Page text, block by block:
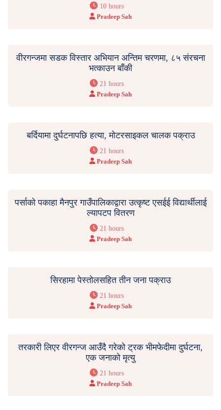
10 hours
Pradeep Sah
वीरगन्जमा सडक विस्तार अभियान अन्तिम चरणमा, ८५ संरचना
भत्काउन बाँकी
21 hours
Pradeep Sah
बर्दियामा दुर्घटनापछि हत्या, मोटरसाइकल चालक पक्राउ
21 hours
Pradeep Sah
पर्साको पकाहा मैनपुर गाउँपालिकाद्वारा उत्कृष्ट एसईई विद्यार्थीलाई
ल्यापटप वितरण
21 hours
Pradeep Sah
सिरहामा पेस्तोलसहित तीन जना पक्राउ
21 hours
Pradeep Sah
तरकारी लिएर वीरगन्ज आउँदै गरेको ट्रक भीमफेदीमा दुर्घटना,
एक जनाको मृत्यु
21 hours
Pradeep Sah